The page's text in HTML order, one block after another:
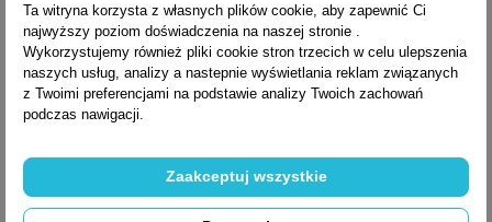
Szybki podgląd
Ta witryna korzysta z własnych plików cookie, aby zapewnić Ci
najwyższy poziom doświadczenia na naszej stronie .
Wykorzystujemy również pliki cookie stron trzecich w celu ulepszenia
naszych usług, analizy a nastepnie wyświetlania reklam związanych
z Twoimi preferencjami na podstawie analizy Twoich zachowań
podczas nawigacji.
Zaakceptuj wszystkie